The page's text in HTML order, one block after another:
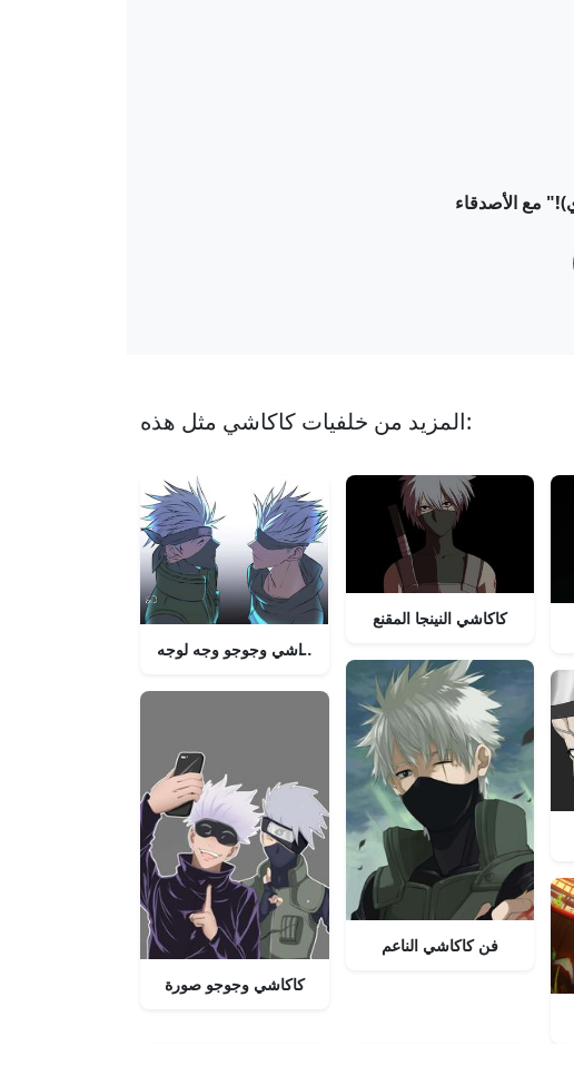
المزيد من خلفيات كاكاشي مثل هذه:
كاكاشي وجوجو وجه لوجه
كاكاشي وجوجو صورة
كاكاشي النينجا المقنع
فن كاكاشي الناعم